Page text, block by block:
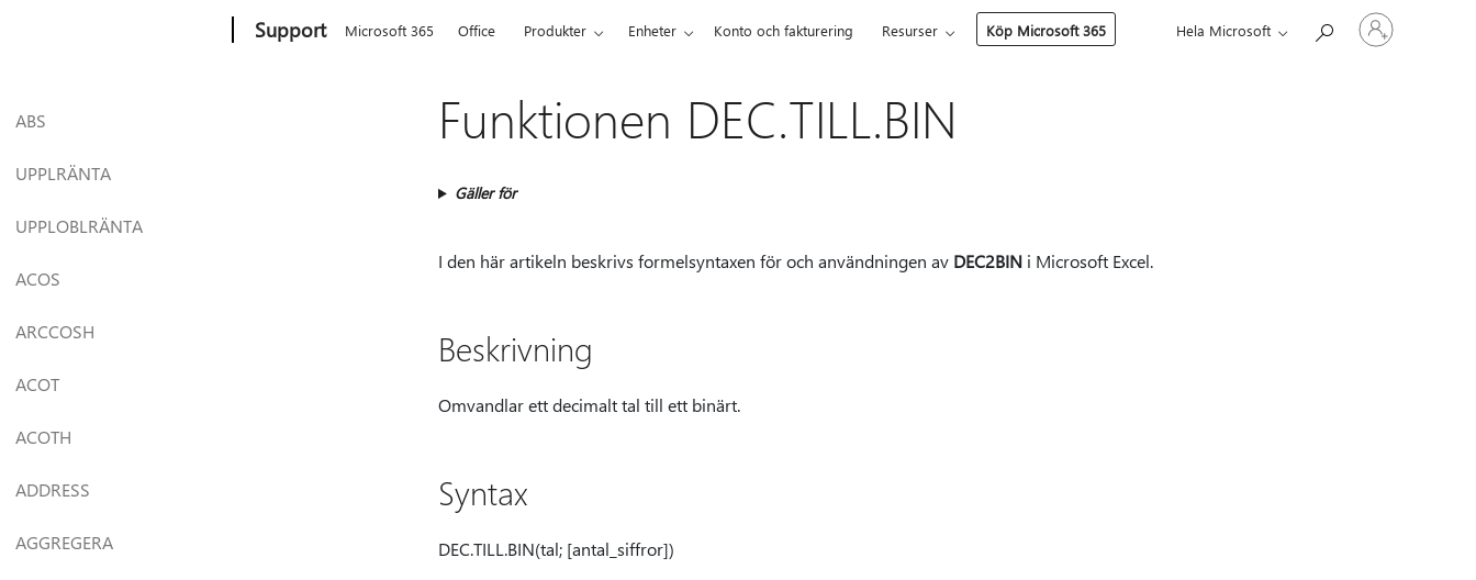
Support Microsoft 365 Office Produkter Enheter Konto och fakturering Resurser Köp Microsoft 365 Hela Microsoft
Logga
in
ABS
UPPLRÄNTA
UPPLOBLRÄNTA
ACOS
ARCCOSH
ACOT
ACOTH
ADDRESS
AGGREGERA
Funktionen DEC.TILL.BIN
Gäller för
I den här artikeln beskrivs formelsyntaxen för och användningen av DEC2BIN i Microsoft Excel.
Beskrivning
Omvandlar ett decimalt tal till ett binärt.
Syntax
DEC.TILL.BIN(tal; [antal_siffror])